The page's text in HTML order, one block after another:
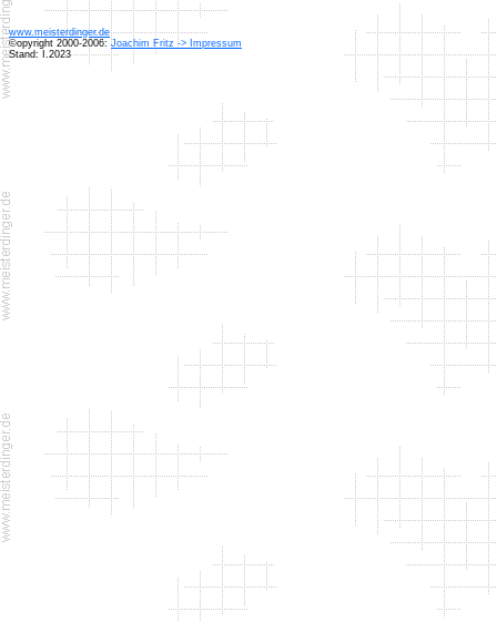
www.meisterdinger.de
©opyright 2000-2006: Joachim Fritz -> Impressum
Stand: I.2023